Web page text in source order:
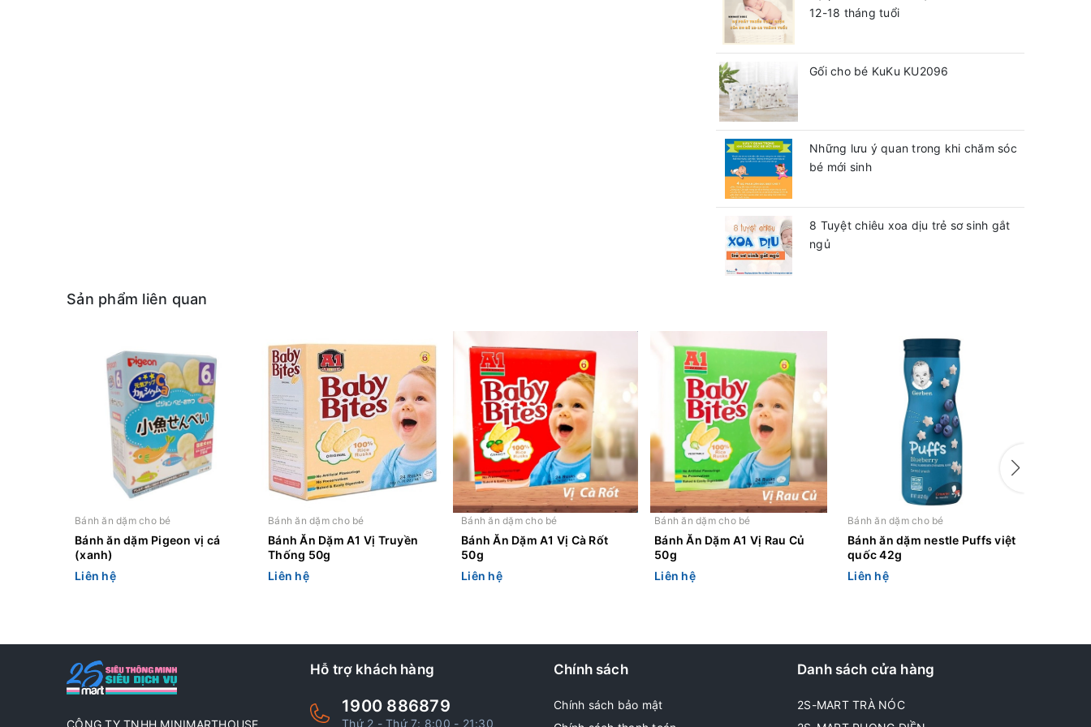
12-18 tháng tuổi
Gối cho bé KuKu KU2096
Những lưu ý quan trong khi chăm sóc
bé mới sinh
8 Tuyệt chiêu xoa dịu trẻ sơ sinh gắt
ngủ
Sản phẩm liên quan
Bánh ăn dặm cho bé
Bánh ăn dặm Pigeon vị cá
(xanh)
Liên hệ
Bánh ăn dặm cho bé
Bánh Ăn Dặm A1 Vị Truyền
Thống 50g
Liên hệ
Bánh ăn dặm cho bé
Bánh Ăn Dặm A1 Vị Cà Rốt
50g
Liên hệ
Bánh ăn dặm cho bé
Bánh Ăn Dặm A1 Vị Rau Củ
50g
Liên hệ
Bánh ăn dặm cho bé
Bánh ăn dặm nestle Puffs việt
quốc 42g
Liên hệ
CÔNG TY TNHH MINIMARTHOUSE
Hỗ trợ khách hàng
1900 886879
Thứ 2 - Thứ 7: 8:00 - 21:30
Chính sách
Chính sách bảo mật
Danh sách cửa hàng
2S-MART TRÀ NÓC